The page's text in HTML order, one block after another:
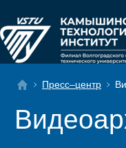
Пресс–центр